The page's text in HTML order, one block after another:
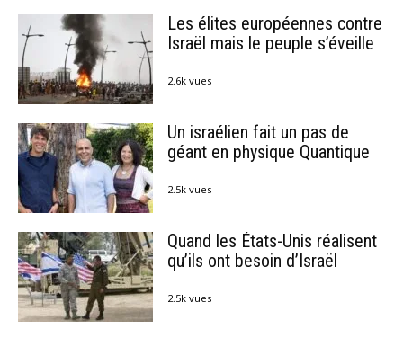
Les élites européennes contre
Israël mais le peuple s’éveille
2.6k vues
Un israélien fait un pas de
géant en physique Quantique
2.5k vues
Quand les États-Unis réalisent
qu’ils ont besoin d’Israël
2.5k vues